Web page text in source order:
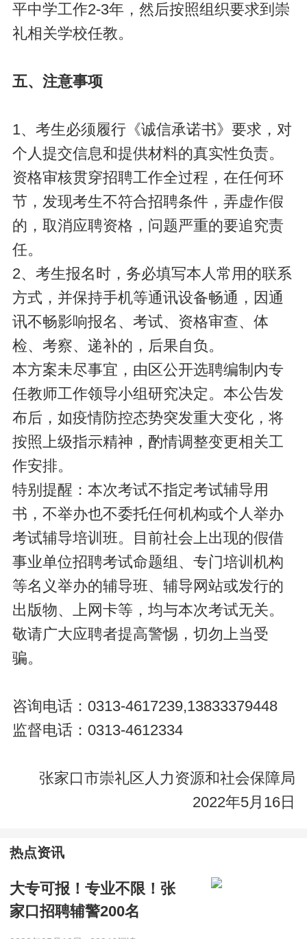
平中学工作2-3年，然后按照组织要求到崇
礼相关学校任教。
五、注意事项
1、考生必须履行《诚信承诺书》要求，对
个人提交信息和提供材料的真实性负责。
资格审核贯穿招聘工作全过程，在任何环
节，发现考生不符合招聘条件，弄虚作假
的，取消应聘资格，问题严重的要追究责
任。
2、考生报名时，务必填写本人常用的联系
方式，并保持手机等通讯设备畅通，因通
讯不畅影响报名、考试、资格审查、体
检、考察、递补的，后果自负。
本方案未尽事宜，由区公开选聘编制内专
任教师工作领导小组研究决定。本公告发
布后，如疫情防控态势突发重大变化，将
按照上级指示精神，酌情调整变更相关工
作安排。
特别提醒：本次考试不指定考试辅导用
书，不举办也不委托任何机构或个人举办
考试辅导培训班。目前社会上出现的假借
事业单位招聘考试命题组、专门培训机构
等名义举办的辅导班、辅导网站或发行的
出版物、上网卡等，均与本次考试无关。
敬请广大应聘者提高警惕，切勿上当受
骗。
咨询电话：0313-4617239,13833379448
监督电话：0313-4612334
张家口市崇礼区人力资源和社会保障局
2022年5月16日
热点资讯
大专可报！专业不限！张
家口招聘辅警200名